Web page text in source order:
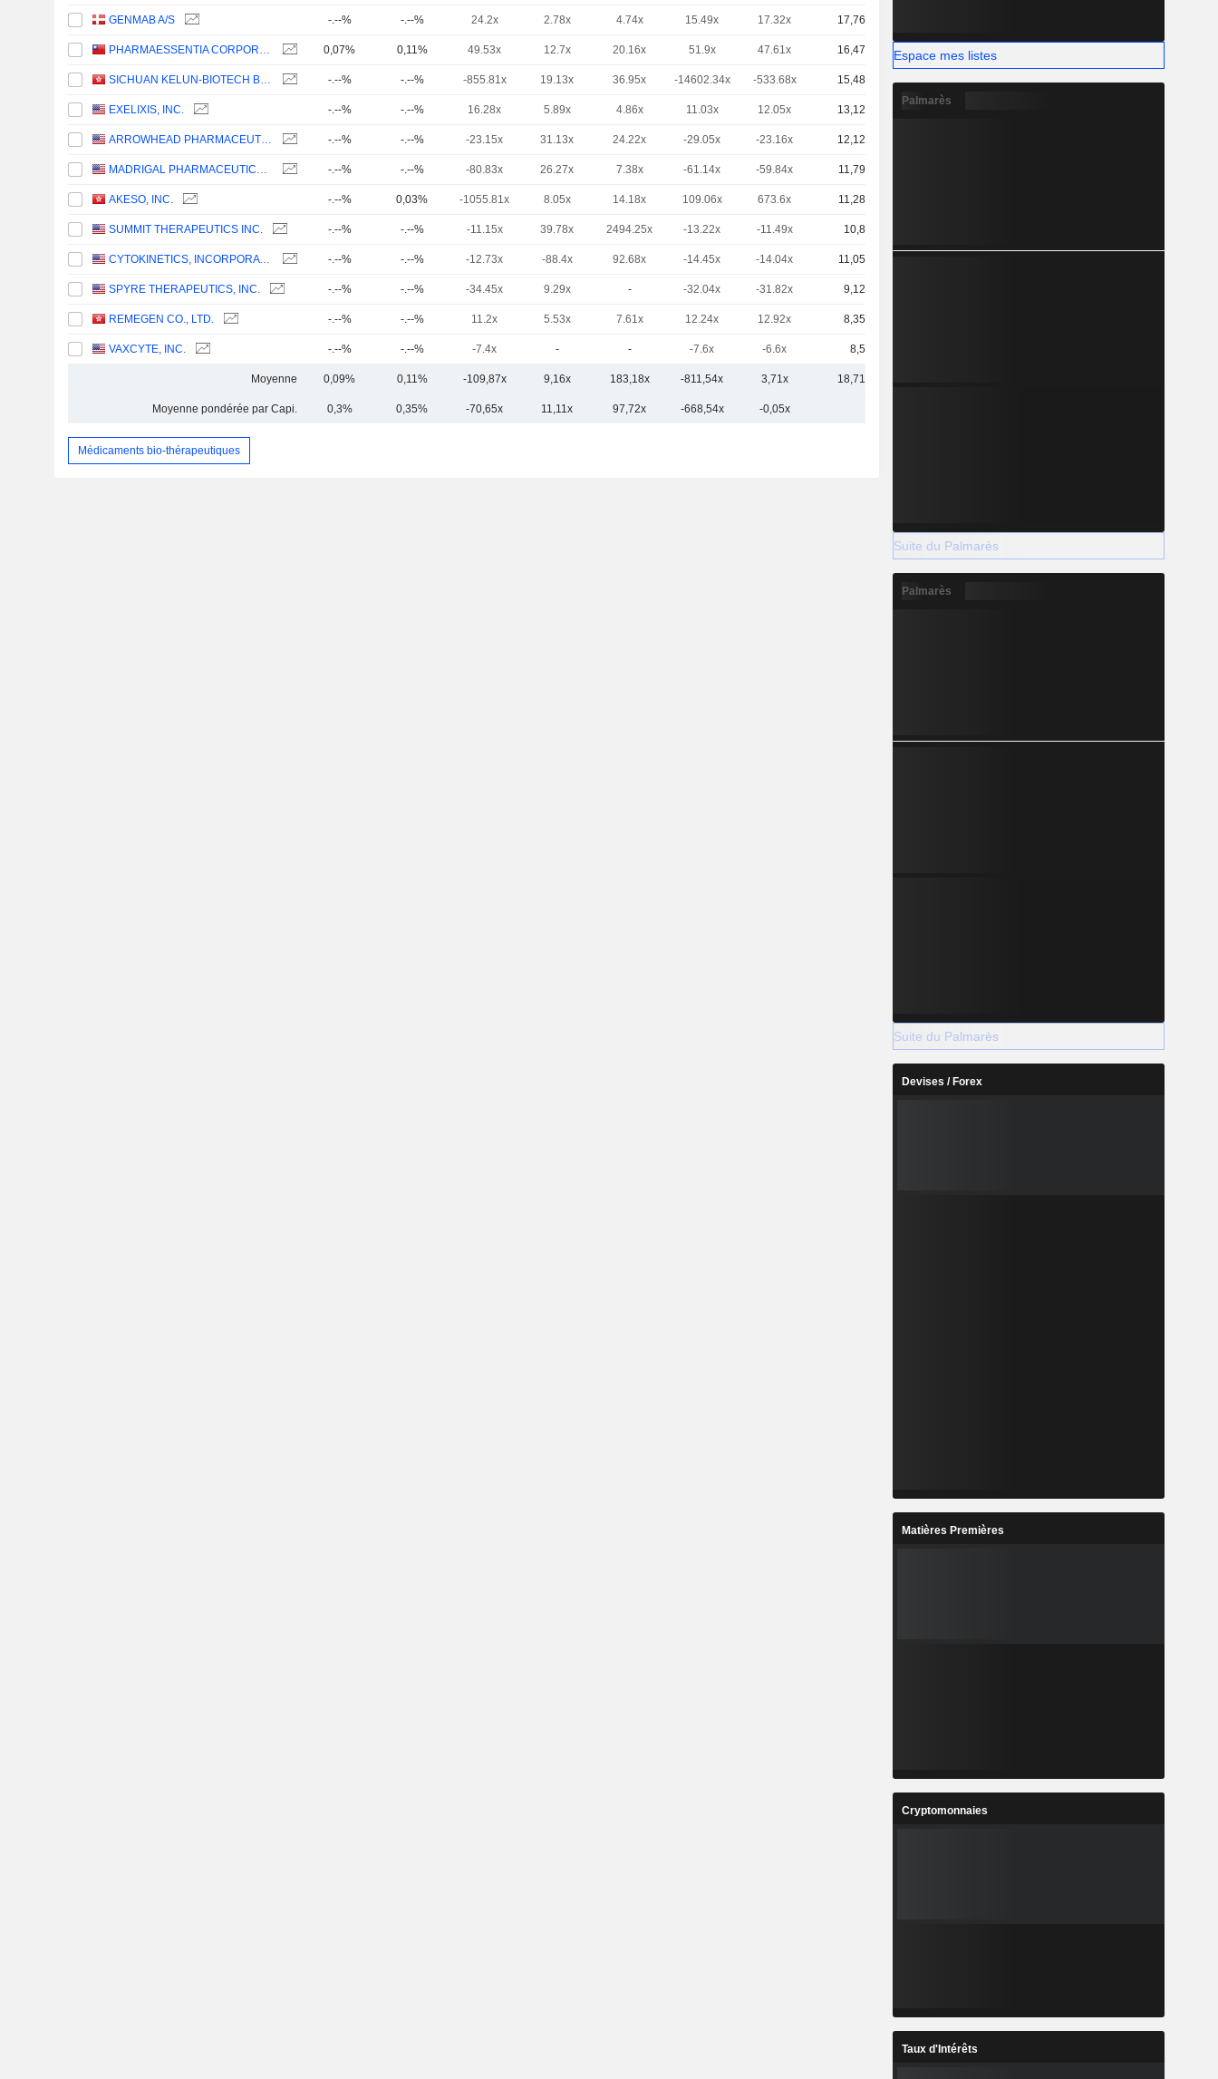
GENMAB A/S -.--% -.--% 24.2x 2.78x 4.74x 15.49x 17.32x 17,76 Md
PHARMAESSENTIA CORPORATION 0,07% 0,11% 49.53x 12.7x 20.16x 51.9x 47.61x 16,47 Md
SICHUAN KELUN-BIOTECH BIOPHARMACEUTICAL CO., LTD. -.--% -.--% -855.81x 19.13x 36.95x -14602.34x -533.68x 15,48 Md
EXELIXIS, INC. -.--% -.--% 16.28x 5.89x 4.86x 11.03x 12.05x 13,12 Md
ARROWHEAD PHARMACEUTICALS, INC. -.--% -.--% -23.15x 31.13x 24.22x -29.05x -23.16x 12,12 Md
MADRIGAL PHARMACEUTICALS, INC. -.--% -.--% -80.83x 26.27x 7.38x -61.14x -59.84x 11,79 Md
AKESO, INC. -.--% 0,03% -1055.81x 8.05x 14.18x 109.06x 673.6x 11,28 Md
SUMMIT THERAPEUTICS INC. -.--% -.--% -11.15x 39.78x 2494.25x -13.22x -11.49x 10,8 Md
CYTOKINETICS, INCORPORATED -.--% -.--% -12.73x -88.4x 92.68x -14.45x -14.04x 11,05 Md
SPYRE THERAPEUTICS, INC. -.--% -.--% -34.45x 9.29x - -32.04x -31.82x 9,12 Md
REMEGEN CO., LTD. -.--% -.--% 11.2x 5.53x 7.61x 12.24x 12.92x 8,35 Md
VAXCYTE, INC. -.--% -.--% -7.4x - - -7.6x -6.6x 8,5 Md
Moyenne 0,09% 0,11% -109,87x 9,16x 183,18x -811,54x 3,71x 18,71 Md
Moyenne pondérée par Capi. 0,3% 0,35% -70,65x 11,11x 97,72x -668,54x -0,05x
Médicaments bio-thérapeutiques
Espace mes listes
Palmarès
Suite du Palmarès
Palmarès
Suite du Palmarès
Devises / Forex
Matières Premières
Cryptomonnaies
Taux d'Intérêts